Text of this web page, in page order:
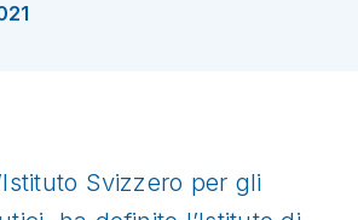
Svizzero per gli